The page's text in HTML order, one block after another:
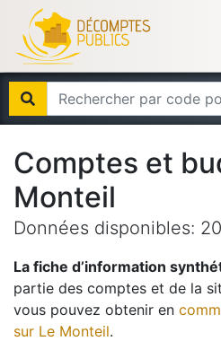
Comptes et
Monteil
Données disponibles:
La fiche d’information
partie des comptes et de la
vous pouvez obtenir en
sur Le Monteil.